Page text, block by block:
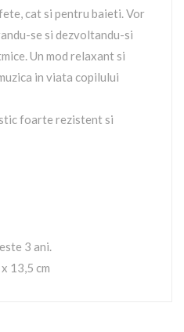
cat si pentru baieti. Vor
se si dezvoltandu-si
Un mod relaxant si
in viata copilului
foarte rezistent si
3 ani.
13,5 cm